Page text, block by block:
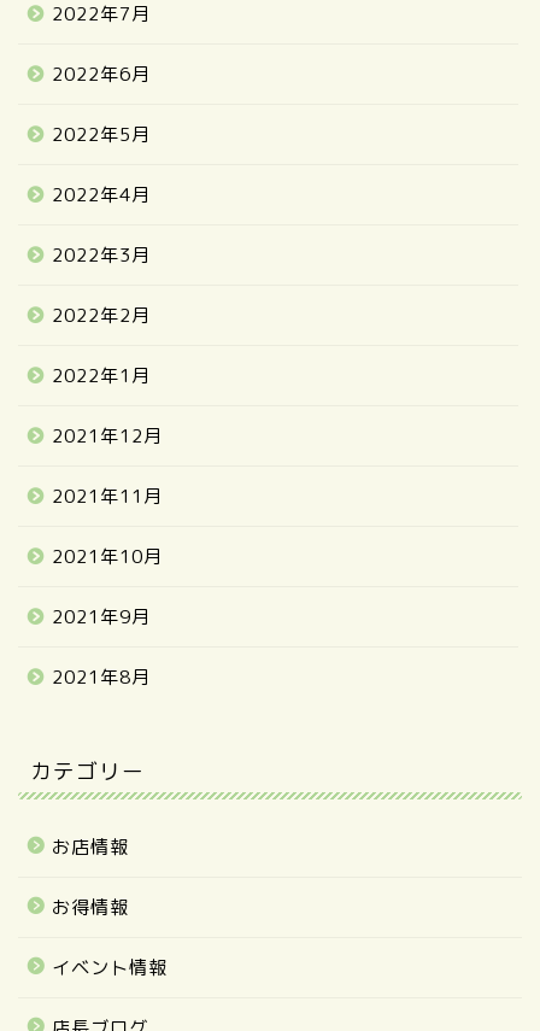
2022年7月
2022年6月
2022年5月
2022年4月
2022年3月
2022年2月
2022年1月
2021年12月
2021年11月
2021年10月
2021年9月
2021年8月
カテゴリー
お店情報
お得情報
イベント情報